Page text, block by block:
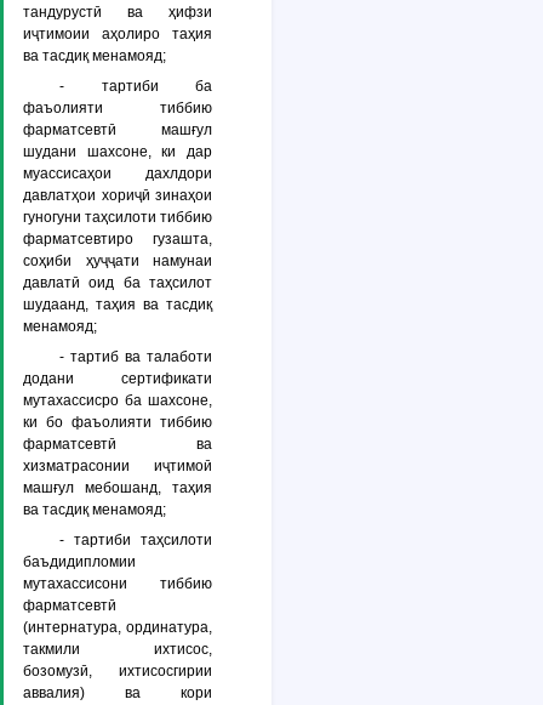
тандурустӣ ва ҳифзи
иҷтимоии аҳолиро таҳия
ва тасдиқ менамояд;
- тартиби ба
фаъолияти тиббию
фарматсевтӣ машғул
шудани шахсоне, ки дар
муассисаҳои дахлдори
давлатҳои хориҷӣ зинаҳои
гуногуни таҳсилоти тиббию
фарматсевтиро гузашта,
соҳиби ҳуҷҷати намунаи
давлатӣ оид ба таҳсилот
шудаанд, таҳия ва тасдиқ
менамояд;
- тартиб ва талаботи
додани сертификати
мутахассисро ба шахсоне,
ки бо фаъолияти тиббию
фарматсевтӣ ва
хизматрасонии иҷтимоӣ
машғул мебошанд, таҳия
ва тасдиқ менамояд;
- тартиби таҳсилоти
баъдидипломии
мутахассисони тиббию
фарматсевтӣ
(интернатура, ординатура,
такмили ихтисос,
бозомузӣ, ихтисосгирии
аввалия) ва кори